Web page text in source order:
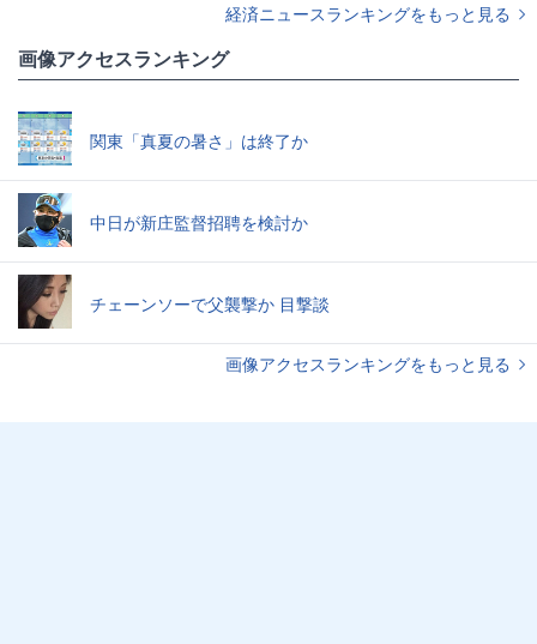
経済ニュースランキングをもっと見る
画像アクセスランキング
関東「真夏の暑さ」は終了か
中日が新庄監督招聘を検討か
チェーンソーで父襲撃か 目撃談
画像アクセスランキングをもっと見る